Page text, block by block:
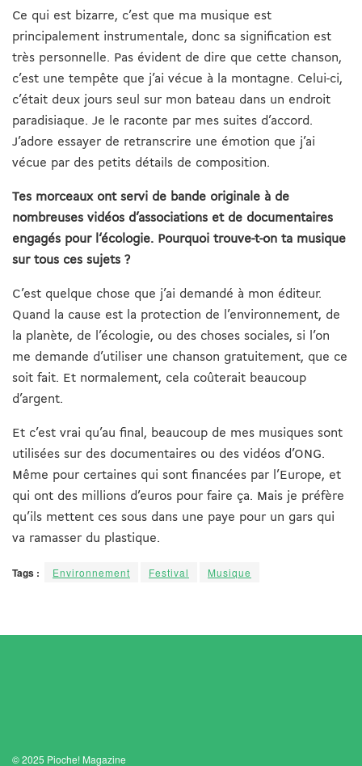
Ce qui est bizarre, c’est que ma musique est
principalement instrumentale, donc sa signification est
très personnelle. Pas évident de dire que cette chanson,
c’est une tempête que j’ai vécue à la montagne. Celui-ci,
c’était deux jours seul sur mon bateau dans un endroit
paradisiaque. Je le raconte par mes suites d’accord.
J’adore essayer de retranscrire une émotion que j’ai
vécue par des petits détails de composition.
Tes morceaux ont servi de bande originale à de
nombreuses vidéos d’associations et de documentaires
engagés pour l‘écologie. Pourquoi trouve-t-on ta musique
sur tous ces sujets ?
C’est quelque chose que j’ai demandé à mon éditeur.
Quand la cause est la protection de l’environnement, de
la planète, de l’écologie, ou des choses sociales, si l’on
me demande d’utiliser une chanson gratuitement, que ce
soit fait. Et normalement, cela coûterait beaucoup
d’argent.
Et c’est vrai qu’au final, beaucoup de mes musiques sont
utilisées sur des documentaires ou des vidéos d’ONG.
Même pour certaines qui sont financées par l’Europe, et
qui ont des millions d’euros pour faire ça. Mais je préfère
qu’ils mettent ces sous dans une paye pour un gars qui
va ramasser du plastique.
Tags : Environnement Festival Musique
© 2025 Pioche! Magazine